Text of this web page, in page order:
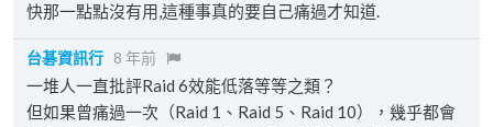
快那一點點沒有用,這種事真的要自己痛過才知道.
台碁資訊行 8 年前
一堆人一直批評Raid 6效能低落等等之類？
但如果曾痛過一次（Raid 1、Raid 5、Raid 10），幾乎都會